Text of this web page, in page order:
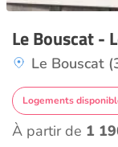
Le Bouscat -
Le Bouscat
Logements
À partir de 1